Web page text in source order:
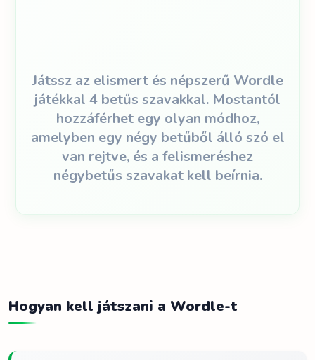
Játssz az elismert és népszerű Wordle
játékkal 4 betűs szavakkal. Mostantól
hozzáférhet egy olyan módhoz,
amelyben egy négy betűből álló szó el
van rejtve, és a felismeréshez
négybetűs szavakat kell beírnia.
Hogyan kell játszani a Wordle-t